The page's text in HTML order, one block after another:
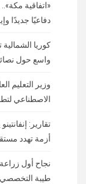
«اتفاقية
دفاعيًا جديدًا
كوريا
واسع حول
وزير التعليم
الاصطناعي
أزمة تهدد
طيبة التخصصي